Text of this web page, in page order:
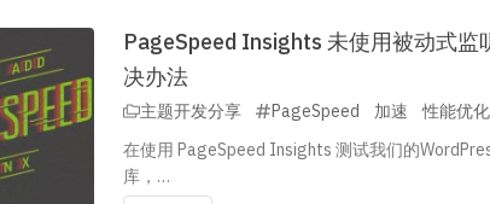
PageSpeed Insights 未使用被动式
决办法
主题开发分享 PageSpeed 加速 性能优化
在使用 PageSpeed Insights 测试我们的
库，…